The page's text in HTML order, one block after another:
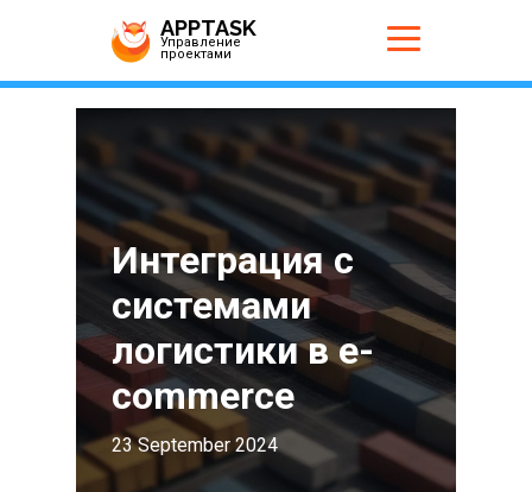
APPTASK
Управление
проектами
Интеграция с
системами
логистики в e-
commerce
23 September 2024